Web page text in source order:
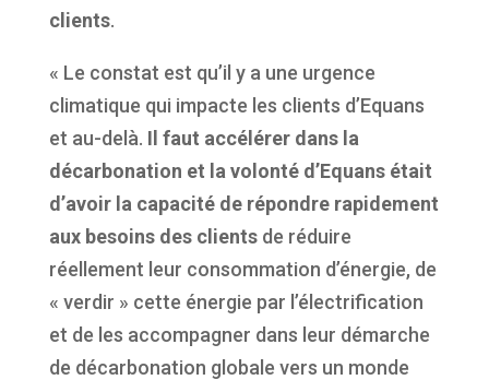
clients.
« Le constat est qu’il y a une urgence
climatique qui impacte les clients d’Equans
et au-delà. Il faut accélérer dans la
décarbonation et la volonté d’Equans était
d’avoir la capacité de répondre rapidement
aux besoins des clients de réduire
réellement leur consommation d’énergie, de
« verdir » cette énergie par l’électrification
et de les accompagner dans leur démarche
de décarbonation globale vers un monde